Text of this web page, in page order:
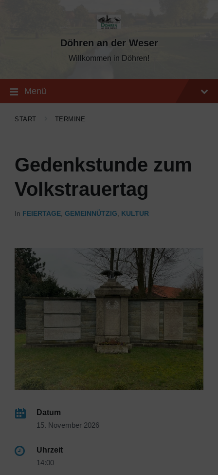
Döhren an der Weser
Willkommen in Döhren!
Menü
START TERMINE
Gedenkstunde zum
Volkstrauertag
In FEIERTAGE, GEMEINNÜTZIG, KULTUR
Datum
15. November 2026
Uhrzeit
14:00